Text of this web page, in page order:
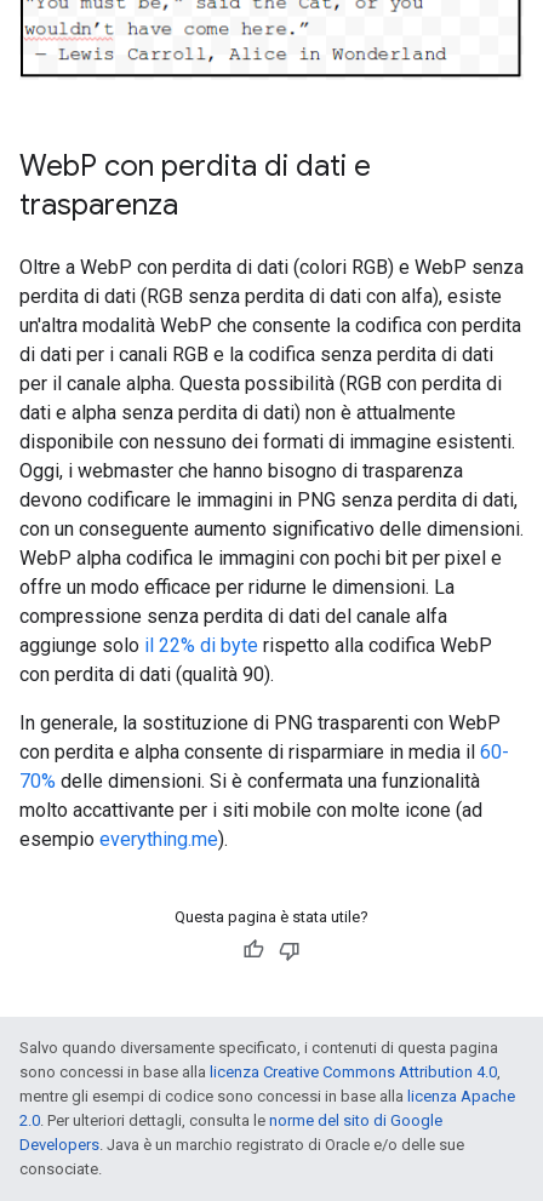
WebP con perdita di dati e
trasparenza
Oltre a WebP con perdita di dati (colori RGB) e WebP senza
perdita di dati (RGB senza perdita di dati con alfa), esiste
un'altra modalità WebP che consente la codifica con perdita
di dati per i canali RGB e la codifica senza perdita di dati
per il canale alpha. Questa possibilità (RGB con perdita di
dati e alpha senza perdita di dati) non è attualmente
disponibile con nessuno dei formati di immagine esistenti.
Oggi, i webmaster che hanno bisogno di trasparenza
devono codificare le immagini in PNG senza perdita di dati,
con un conseguente aumento significativo delle dimensioni.
WebP alpha codifica le immagini con pochi bit per pixel e
offre un modo efficace per ridurne le dimensioni. La
compressione senza perdita di dati del canale alfa
aggiunge solo il 22% di byte rispetto alla codifica WebP
con perdita di dati (qualità 90).
In generale, la sostituzione di PNG trasparenti con WebP
con perdita e alpha consente di risparmiare in media il 60-
70% delle dimensioni. Si è confermata una funzionalità
molto accattivante per i siti mobile con molte icone (ad
esempio everything.me).
Questa pagina è stata utile?
Salvo quando diversamente specificato, i contenuti di questa pagina
sono concessi in base alla licenza Creative Commons Attribution 4.0
mentre gli esempi di codice sono concessi in base alla licenza Apache
2.0 . Per ulteriori dettagli, consulta le norme del sito di Google
Developers . Java è un marchio registrato di Oracle e/o delle sue
consociate.